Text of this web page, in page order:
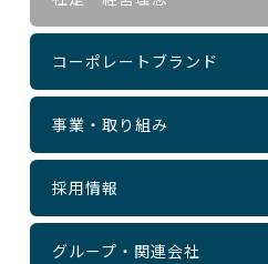
コーポレートブランド
事業・取り組み
採用情報
グループ・関連会社